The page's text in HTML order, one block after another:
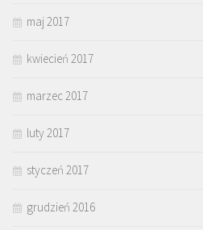
maj 2017
kwiecień 2017
marzec 2017
luty 2017
styczeń 2017
grudzień 2016